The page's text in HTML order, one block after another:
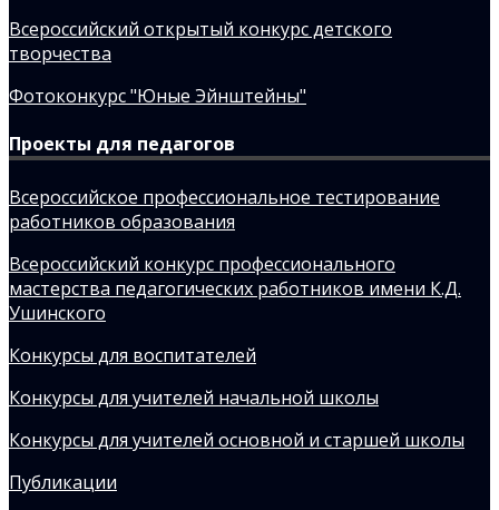
Всероссийский открытый конкурс детского
творчества
Фотоконкурс "Юные Эйнштейны"
Проекты для педагогов
Всероссийское профессиональное тестирование
работников образования
Всероссийский конкурс профессионального
мастерства педагогических работников имени К.Д.
Ушинского
Конкурсы для воспитателей
Конкурсы для учителей начальной школы
Конкурсы для учителей основной и старшей школы
Публикации